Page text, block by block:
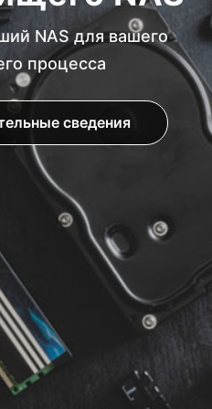
NAS для вашего
процесса
сведения